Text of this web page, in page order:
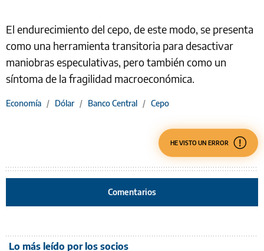
El endurecimiento del cepo, de este modo, se presenta
como una herramienta transitoria para desactivar
maniobras especulativas, pero también como un
síntoma de la fragilidad macroeconómica.
Economía / Dólar / Banco Central / Cepo
HE VISTO UN ERROR
Comentarios
Lo más leído por los socios